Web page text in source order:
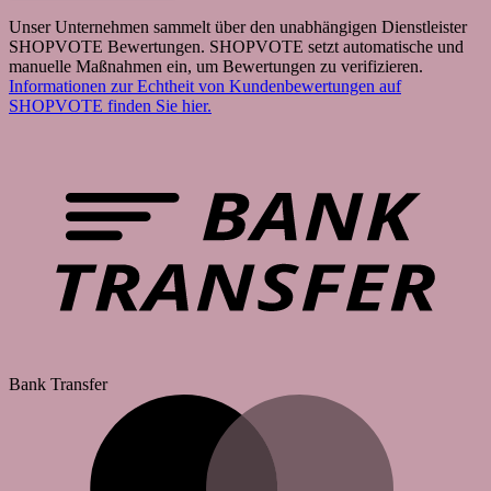
Unser Unternehmen sammelt über den unabhängigen Dienstleister
SHOPVOTE Bewertungen. SHOPVOTE setzt automatische und
manuelle Maßnahmen ein, um Bewertungen zu verifizieren.
Informationen zur Echtheit von Kundenbewertungen auf
SHOPVOTE finden Sie hier.
Bank Transfer